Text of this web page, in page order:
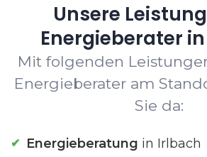
Unsere
Energieberater
Mit folgenden
Energieberater am
Sie da:
Energieberatung in Irlbach